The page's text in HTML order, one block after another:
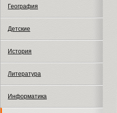
География
Детские
История
Литература
Информатика